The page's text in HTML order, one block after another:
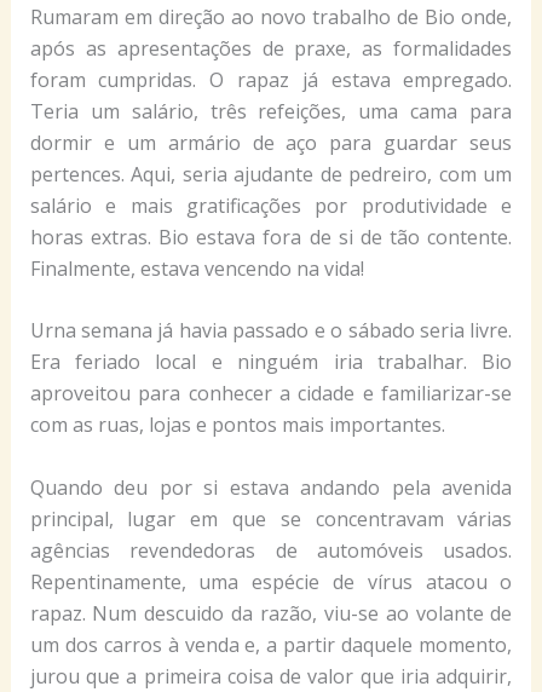
Rumaram em direção ao novo trabalho de Bio onde,
após as apresentações de praxe, as formalidades
foram cumpridas. O rapaz já estava empregado.
Teria um salário, três refeições, uma cama para
dormir e um armário de aço para guardar seus
pertences. Aqui, seria ajudante de pedreiro, com um
salário e mais gratificações por produtividade e
horas extras. Bio estava fora de si de tão contente.
Finalmente, estava vencendo na vida!
Urna semana já havia passado e o sábado seria livre.
Era feriado local e ninguém iria trabalhar. Bio
aproveitou para conhecer a cidade e familiarizar-se
com as ruas, lojas e pontos mais importantes.
Quando deu por si estava andando pela avenida
principal, lugar em que se concentravam várias
agências revendedoras de automóveis usados.
Repentinamente, uma espécie de vírus atacou o
rapaz. Num descuido da razão, viu-se ao volante de
um dos carros à venda e, a partir daquele momento,
jurou que a primeira coisa de valor que iria adquirir,